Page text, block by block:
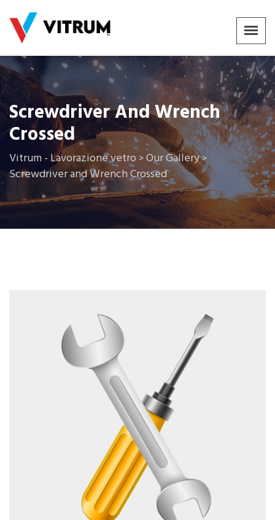
Screwdriver And Wrench
Crossed
Vitrum - Lavorazione vetro >Our Gallery>
Screwdriver and Wrench Crossed